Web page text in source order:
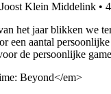
Joost Klein Middelink •
het jaar blikken we
een aantal
de persoonlijke
Beyond</em>